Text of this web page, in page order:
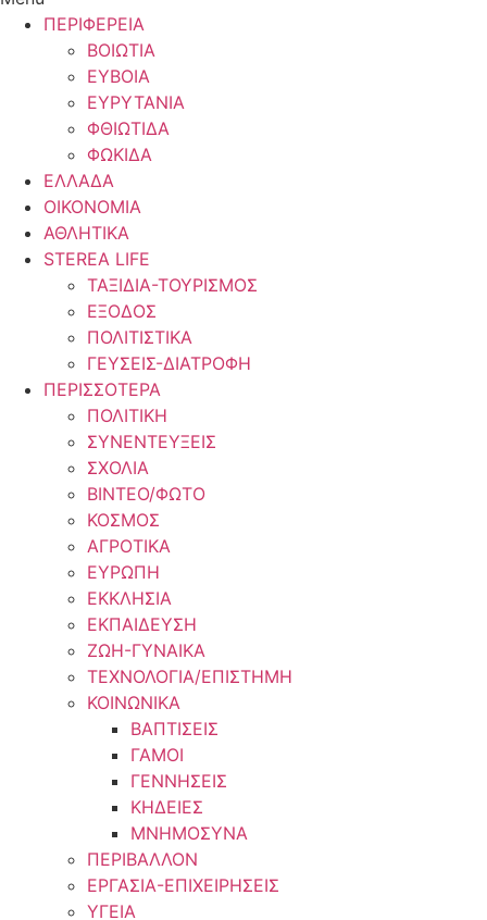
ΠΕΡΙΦΕΡΕΙΑ
ΒΟΙΩΤΙΑ
ΕΥΒΟΙΑ
ΕΥΡΥΤΑΝΙΑ
ΦΘΙΩΤΙΔΑ
ΦΩΚΙΔΑ
ΕΛΛΑΔΑ
ΟΙΚΟΝΟΜΙΑ
ΑΘΛΗΤΙΚΑ
STEREA LIFE
ΤΑΞΙΔΙΑ-ΤΟΥΡΙΣΜΟΣ
ΕΞΟΔΟΣ
ΠΟΛΙΤΙΣΤΙΚΑ
ΓΕΥΣΕΙΣ-ΔΙΑΤΡΟΦΗ
ΠΕΡΙΣΣΟΤΕΡΑ
ΠΟΛΙΤΙΚΗ
ΣΥΝΕΝΤΕΥΞΕΙΣ
ΣΧΟΛΙΑ
ΒΙΝΤΕΟ/ΦΩΤΟ
ΚΟΣΜΟΣ
ΑΓΡΟΤΙΚΑ
ΕΥΡΩΠΗ
ΕΚΚΛΗΣΙΑ
ΕΚΠΑΙΔΕΥΣΗ
ΖΩΗ-ΓΥΝΑΙΚΑ
ΤΕΧΝΟΛΟΓΙΑ/ΕΠΙΣΤΗΜΗ
ΚΟΙΝΩΝΙΚΑ
ΒΑΠΤΙΣΕΙΣ
ΓΑΜΟΙ
ΓΕΝΝΗΣΕΙΣ
ΚΗΔΕΙΕΣ
ΜΝΗΜΟΣΥΝΑ
ΠΕΡΙΒΑΛΛΟΝ
ΕΡΓΑΣΙΑ-ΕΠΙΧΕΙΡΗΣΕΙΣ
ΥΓΕΙΑ